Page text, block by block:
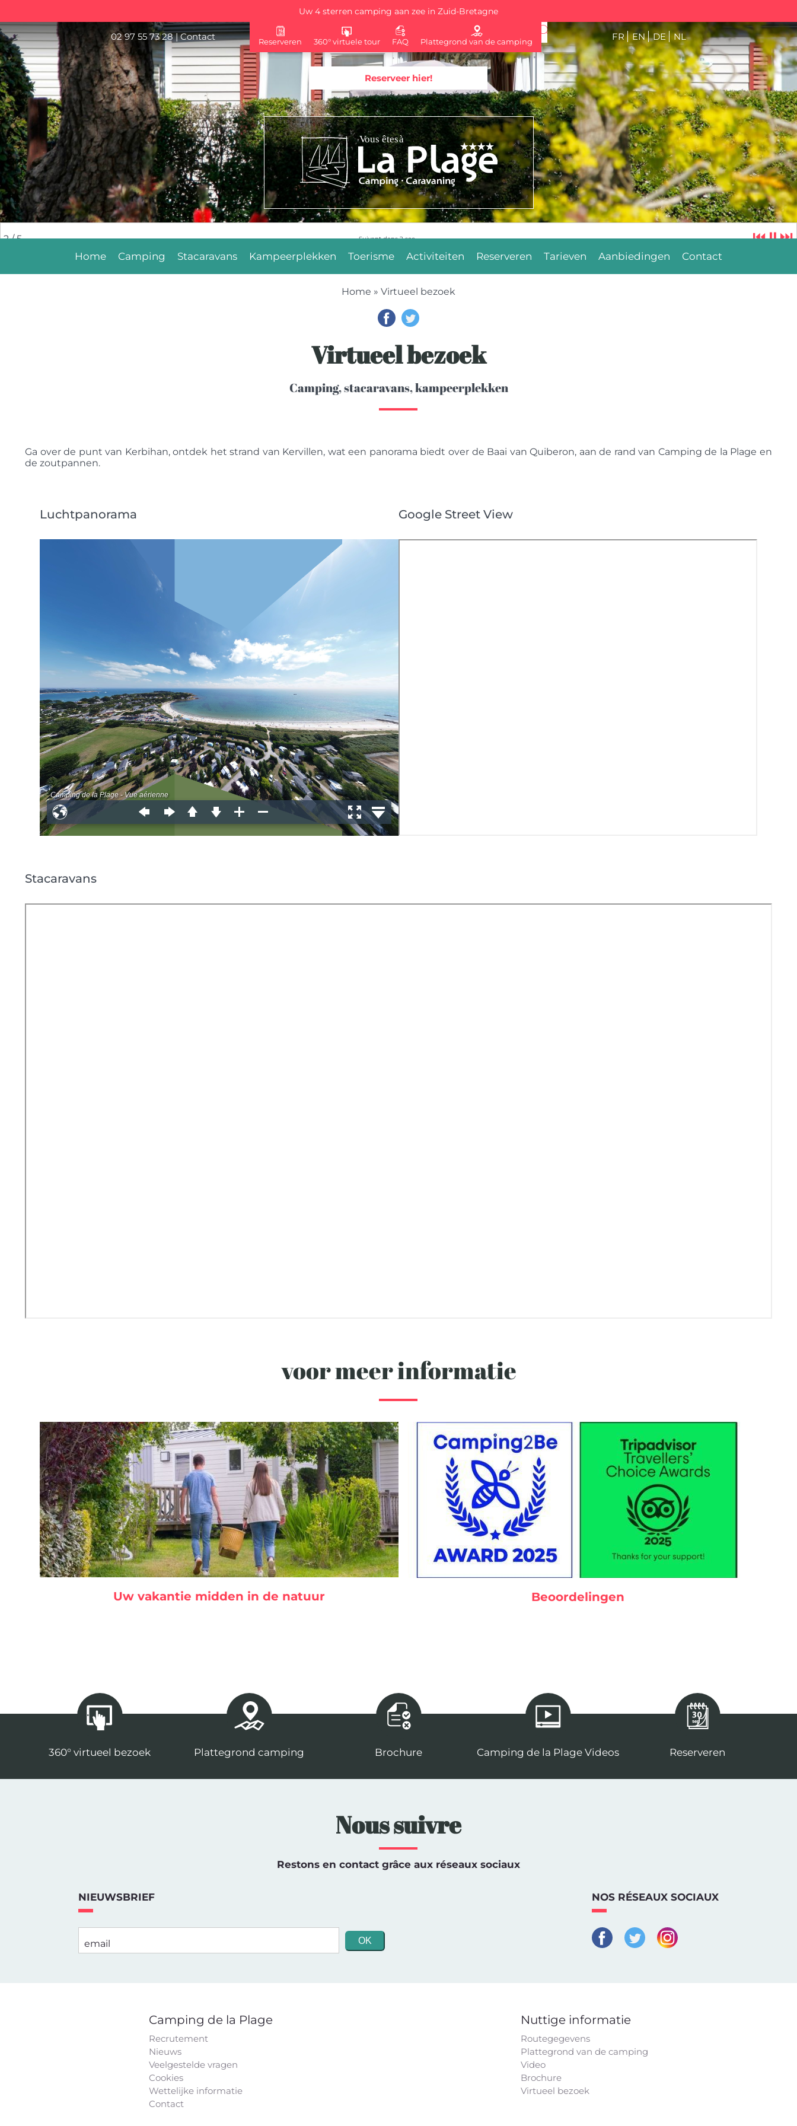
Uw 4 sterren camping aan zee in Zuid-Bretagne
02 97 55 73 28|Contact FR EN DE NL
Reserveren 360° virtuele tour FAQ Plattegrond van de camping
Reserveer hier!
2/ 5 Suivant dans1sec. ⏮⏸⏭
Home Camping Stacaravans Kampeerplekken Toerisme Activiteiten Reserveren Tarieven Aanbiedingen Contact
Home » Virtueel bezoek
Virtueel bezoek
Camping, stacaravans, kampeerplekken
Ga over de punt van Kerbihan, ontdek het strand van Kervillen, wat een panorama biedt over de Baai van Quiberon, aan de rand van Camping de la Plage en
de zoutpannen.
Luchtpanorama Google Street View
Stacaravans
voor meer informatie
Uw vakantie midden in de natuur Beoordelingen
360° virtueel bezoek Plattegrond camping Brochure Camping de la Plage Videos Reserveren
Nous suivre
Restons en contact grâce aux réseaux sociaux
NIEUWSBRIEF
email
NOS RÉSEAUX SOCIAUX
Camping de la Plage
Recrutement
Nieuws
Veelgestelde vragen
Cookies
Wettelijke informatie
Contact
Nuttige informatie
Routegegevens
Plattegrond van de camping
Video
Brochure
Virtueel bezoek